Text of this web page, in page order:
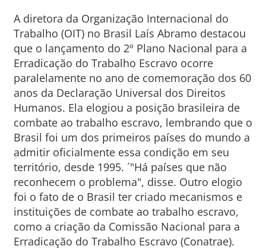
A diretora da Organização Internacional do
Trabalho (OIT) no Brasil Laís Abramo destacou
que o lançamento do 2º Plano Nacional para a
Erradicação do Trabalho Escravo ocorre
paralelamente no ano de comemoração dos 60
anos da Declaração Universal dos Direitos
Humanos. Ela elogiou a posição brasileira de
combate ao trabalho escravo, lembrando que o
Brasil foi um dos primeiros países do mundo a
admitir oficialmente essa condição em seu
território, desde 1995. ´"Há países que não
reconhecem o problema", disse. Outro elogio
foi o fato de o Brasil ter criado mecanismos e
instituições de combate ao trabalho escravo,
como a criação da Comissão Nacional para a
Erradicação do Trabalho Escravo (Conatrae).